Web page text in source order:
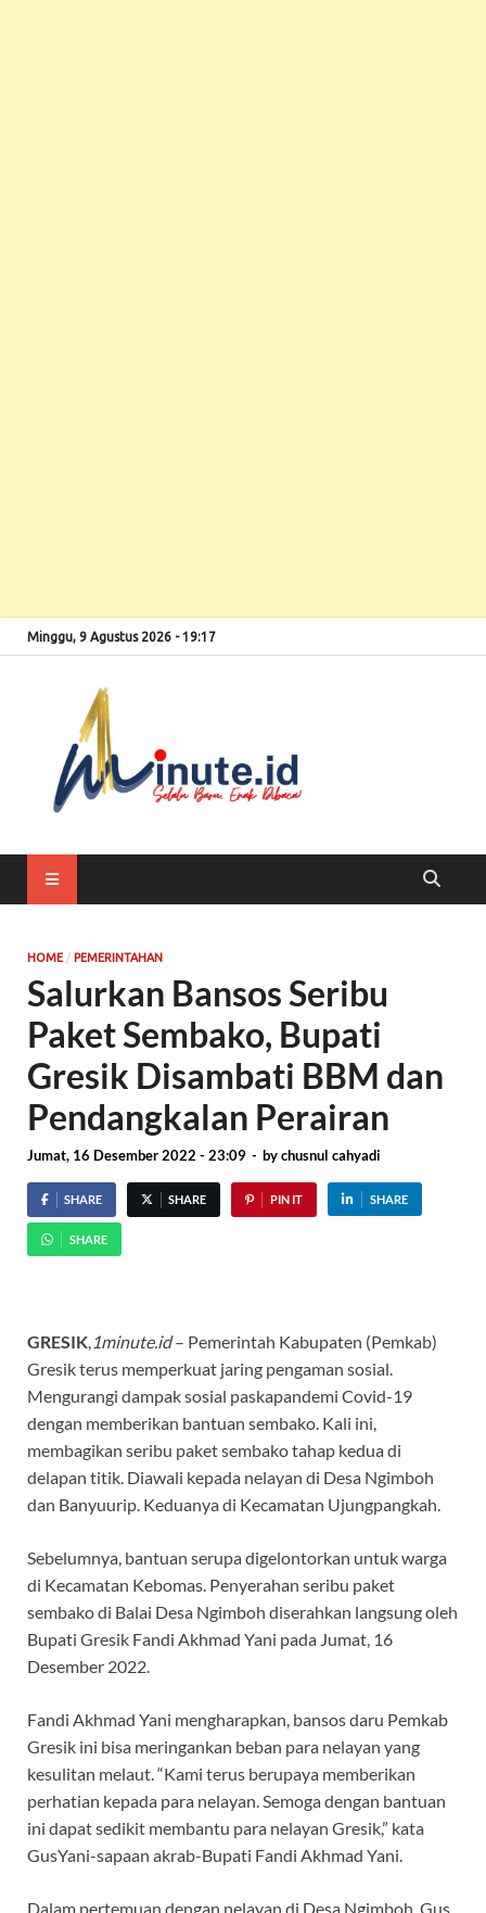
Minggu, 9 Agustus 2026 - 19:17
HOME / PEMERINTAHAN
Salurkan Bansos Seribu
Paket Sembako, Bupati
Gresik Disambati BBM dan
Pendangkalan Perairan
Jumat, 16 Desember 2022 - 23:09 - bychusnul cahyadi
SHARE SHARE PIN IT SHARE
SHARE
GRESIK, 1minute.id– Pemerintah Kabupaten (Pemkab)
Gresik terus memperkuat jaring pengaman sosial.
Mengurangi dampak sosial paskapandemi Covid-19
dengan memberikan bantuan sembako. Kali ini,
membagikan seribu paket sembako tahap kedua di
delapan titik. Diawali kepada nelayan di Desa Ngimboh
dan Banyuurip. Keduanya di Kecamatan Ujungpangkah.
Sebelumnya, bantuan serupa digelontorkan untuk warga
di Kecamatan Kebomas. Penyerahan seribu paket
sembako di Balai Desa Ngimboh diserahkan langsung oleh
Bupati Gresik Fandi Akhmad Yani pada Jumat, 16
Desember 2022.
Fandi Akhmad Yani mengharapkan, bansos daru Pemkab
Gresik ini bisa meringankan beban para nelayan yang
kesulitan melaut. “Kami terus berupaya memberikan
perhatian kepada para nelayan. Semoga dengan bantuan
ini dapat sedikit membantu para nelayan Gresik,” kata
GusYani-sapaan akrab-Bupati Fandi Akhmad Yani.
Dalam pertemuan dengan nelayan di Desa Ngimboh, Gus